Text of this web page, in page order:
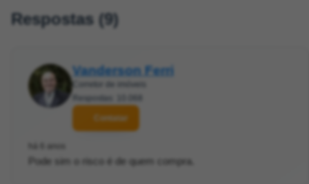
Respostas (9)
Vanderson Ferri
Corretor de imóveis
Respostas: 10.068
Contatar
há 6 anos
Pode sim o risco é de quem compra.